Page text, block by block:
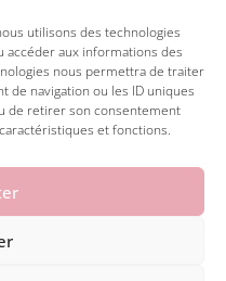
utilisons des technologies
aux informations des
nous permettra de traiter
de navigation ou les ID uniques
de retirer son consentement
et fonctions.
droits réservés.